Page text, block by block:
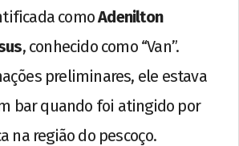
comoAdenilton
, conhecido como “Van”.
preliminares, ele estava
bar quando foi atingido por
na região do pescoço.